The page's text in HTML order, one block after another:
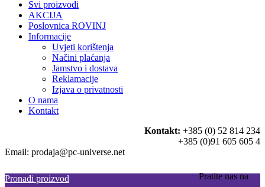
Svi proizvodi
AKCIJA
Poslovnica ROVINJ
Informacije
Uvjeti korištenja
Načini plaćanja
Jamstvo i dostava
Reklamacije
Izjava o privatnosti
O nama
Kontakt
Kontakt: +385 (0) 52 814 234
+385 (0)91 605 605 4
Email: prodaja@pc-universe.net
Pratite nas na
Pronađi proizvod